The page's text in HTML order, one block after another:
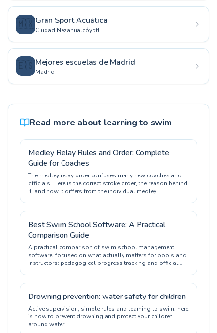
🇲🇽Gran Sport Acuática
Ciudad Nezahualcóyotl
🇪🇸Mejores escuelas de Madrid
Madrid
Read more about learning to swim
Medley Relay Rules and Order: Complete
Guide for Coaches
The medley relay order confuses many new coaches and
officials. Here is the correct stroke order, the reason behind
it, and how it differs from the individual medley.
Best Swim School Software: A Practical
Comparison Guide
A practical comparison of swim school management
software, focused on what actually matters for pools and
instructors: pedagogical progress tracking and official
Drowning prevention: water safety for children
Active supervision, simple rules and learning to swim: here
is how to prevent drowning and protect your children
around water.